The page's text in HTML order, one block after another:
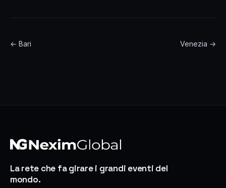
← Bari Venezia →
La rete che fa girare i grandi eventi del
mondo.